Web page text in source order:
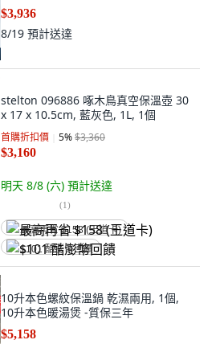
$3,936
8/19 預計送達
stelton 096886 啄木鳥真空保溫壺 30
x 17 x 10.5cm, 藍灰色, 1L, 1個
首購折扣價 5%$3,360
$3,160
明天 8/8 (六) 預計送達
(1)
最高再省 $158 (王道卡)
$101 酷澎幣回饋
10升本色螺紋保溫鍋 乾濕兩用, 1個,
10升本色暖湯煲 -質保三年
$5,158